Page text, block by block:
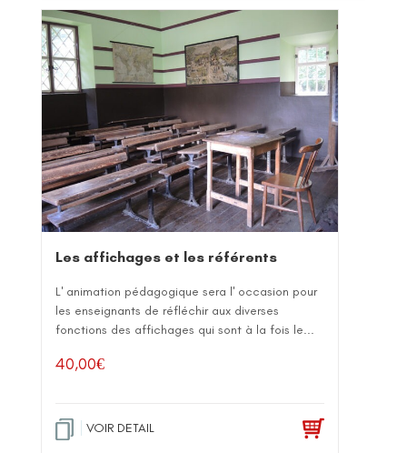
Les affichages et les référents
L' animation pédagogique sera l' occasion pour
les enseignants de réfléchir aux diverses
fonctions des affichages qui sont à la fois le...
40,00€
VOIR DETAIL